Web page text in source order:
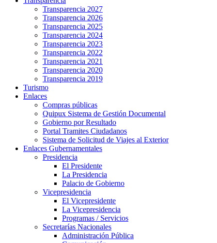
Transparencia 2027
Transparencia 2026
Transparencia 2025
Transparencia 2024
Transparencia 2023
Transparencia 2022
Transparencia 2021
Transparencia 2020
Transparencia 2019
Turismo
Enlaces
Compras públicas
Quipux Sistema de Gestión Documental
Gobierno por Resultado
Portal Tramites Ciudadanos
Sistema de Solicitud de Viajes al Exterior
Enlaces Gubernamentales
Presidencia
El Presidente
La Presidencia
Palacio de Gobierno
Vicepresidencia
El Vicepresidente
La Vicepresidencia
Programas / Servicios
Secretarías Nacionales
Administración Pública